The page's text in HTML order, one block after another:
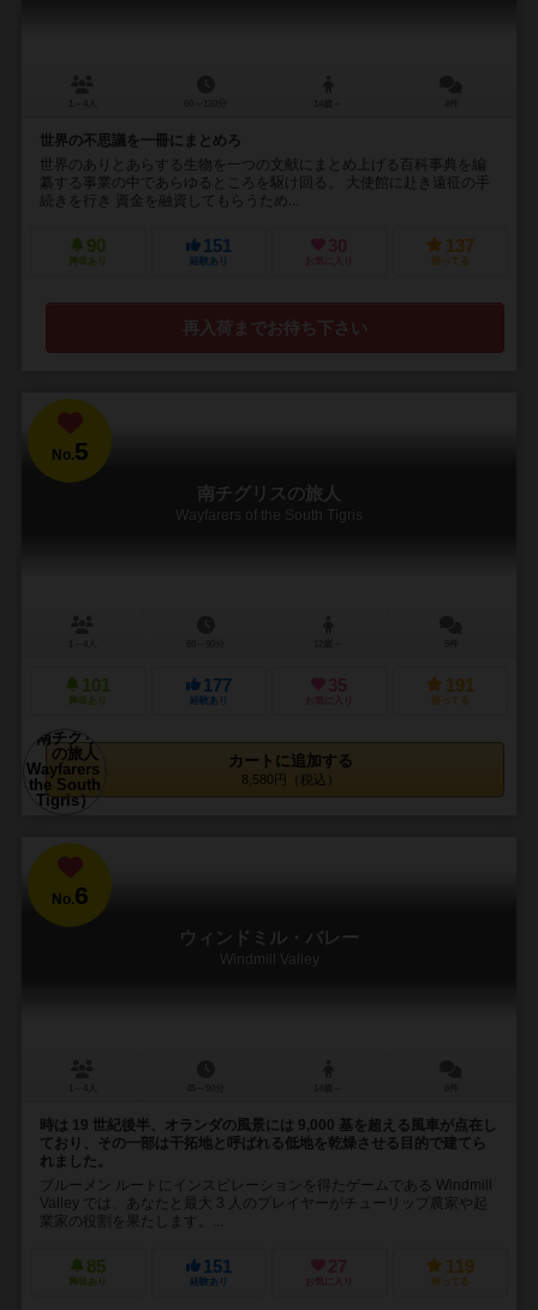
世界の不思議を一冊にまとめろ
世界のありとあらする生物を一つの文献にまとめ上げる百科事典を編
纂する事業の中であらゆるところを駆け回る。 大使館に赴き遠征の手
続きを行き 資金を融資してもらうため...
90
興味あり
151
経験あり
30
お気に入り
137
持ってる
再入荷までお待ち下さい
No.5
南チグリスの旅人
Wayfarers of the South Tigris
101
興味あり
177
経験あり
35
お気に入り
191
持ってる
カートに追加する
8,580円（税込）
No.6
ウィンドミル・バレー
Windmill Valley
時は 19 世紀後半、オランダの風景には 9,000 基を超える風車が点在し
ており、その一部は干拓地と呼ばれる低地を乾燥させる目的で建てら
れました。
ブルーメン ルートにインスピレーションを得たゲームである Windmill
Valley では、あなたと最大 3 人のプレイヤーがチューリップ農家や起
業家の役割を果たします。...
85
興味あり
151
経験あり
27
お気に入り
119
持ってる